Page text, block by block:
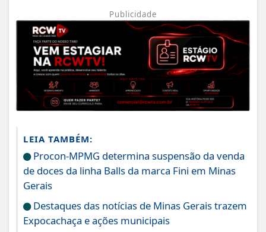
Publicidade
LEIA TAMBÉM:
Procon-MPMG determina suspensão da venda
de doces da linha Balls da marca Fini em Minas
Gerais
Destaques das notícias de Minas Gerais trazem
Expocachaça e ações municipais